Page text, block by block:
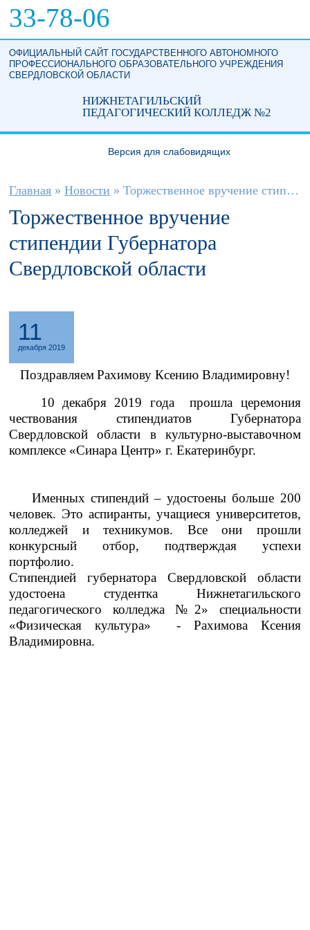
33-78-06
ОФИЦИАЛЬНЫЙ САЙТ ГОСУДАРСТВЕННОГО АВТОНОМНОГО
ПРОФЕССИОНАЛЬНОГО ОБРАЗОВАТЕЛЬНОГО УЧРЕЖДЕНИЯ
СВЕРДЛОВСКОЙ ОБЛАСТИ
НИЖНЕТАГИЛЬСКИЙ
ПЕДАГОГИЧЕСКИЙ КОЛЛЕДЖ №2
Версия для слабовидящих
Вы здесь
Главная » Новости » Торжественное вручение стипендии...
Торжественное вручение
стипендии Губернатора
Свердловской области
11
декабря 2019
ПоздравляемРахимову Ксению Владимировну!
10 декабря 2019 года прошла церемония
чествования стипендиатов Губернатора
Свердловской области в культурно-выставочном
комплексе «Синара Центр» г. Екатеринбург.
Именных стипендий – удостоены больше 200
человек. Это аспиранты, учащиеся университетов,
колледжей и техникумов. Все они прошли
конкурсный отбор, подтверждая успехи
портфолио.
Стипендией губернатора Свердловской области
удостоена студентка Нижнетагильского
педагогического колледжа №2» специальности
«Физическая культура» - Рахимова Ксения
Владимировна.